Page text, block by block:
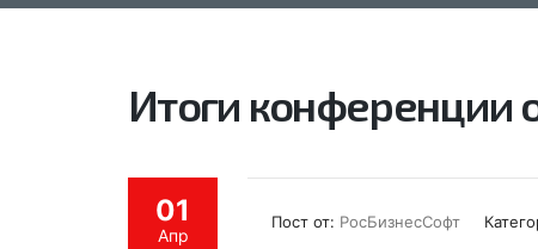
Итоги конференции
01
Апр
Пост от: РосБизнесСофт